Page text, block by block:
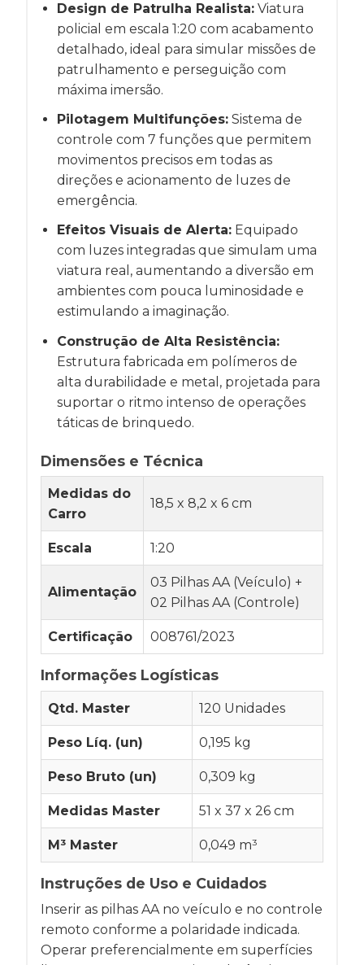
Design de Patrulha Realista: Viatura
policial em escala 1:20 com acabamento
detalhado, ideal para simular missões de
patrulhamento e perseguição com
máxima imersão.
Pilotagem Multifunções: Sistema de
controle com 7 funções que permitem
movimentos precisos em todas as
direções e acionamento de luzes de
emergência.
Efeitos Visuais de Alerta: Equipado
com luzes integradas que simulam uma
viatura real, aumentando a diversão em
ambientes com pouca luminosidade e
estimulando a imaginação.
Construção de Alta Resistência:
Estrutura fabricada em polímeros de
alta durabilidade e metal, projetada para
suportar o ritmo intenso de operações
táticas de brinquedo.
Dimensões e Técnica
Medidas do
Carro
18,5 x 8,2 x 6 cm
Escala 1:20
Alimentação
03 Pilhas AA (Veículo) +
02 Pilhas AA (Controle)
Certificação 008761/2023
Informações Logísticas
Qtd. Master 120 Unidades
Peso Líq. (un) 0,195 kg
Peso Bruto (un) 0,309 kg
Medidas Master 51 x 37 x 26 cm
M³ Master 0,049 m³
Instruções de Uso e Cuidados
Inserir as pilhas AA no veículo e no controle
remoto conforme a polaridade indicada.
Operar preferencialmente em superfícies